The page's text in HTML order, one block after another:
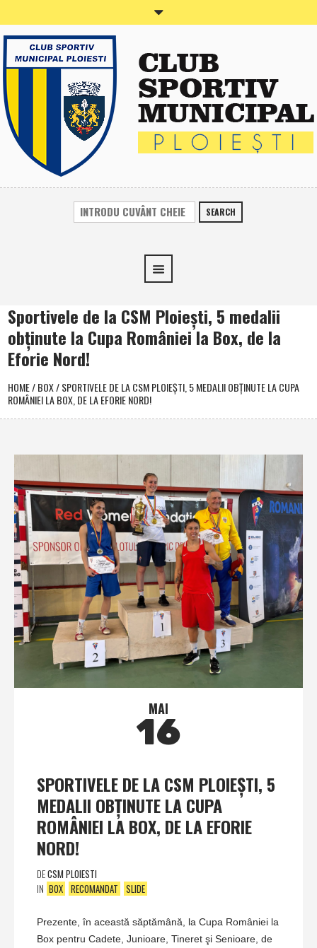
SEARCH
Sportivele de la CSM Ploieşti, 5 medalii
obţinute la Cupa României la Box, de la
Eforie Nord!
HOME/BOX/SPORTIVELE DE LA CSM PLOIEŞTI, 5 MEDALII OBŢINUTE LA CUPA
ROMÂNIEI LA BOX, DE LA EFORIE NORD!
MAI
16
SPORTIVELE DE LA CSM PLOIEŞTI, 5
MEDALII OBŢINUTE LA CUPA
ROMÂNIEI LA BOX, DE LA EFORIE
NORD!
DECSM PLOIESTI
IN BOX RECOMANDAT SLIDE
Prezente, în această săptămână, la Cupa României la
Box pentru Cadete, Junioare, Tineret şi Senioare, de